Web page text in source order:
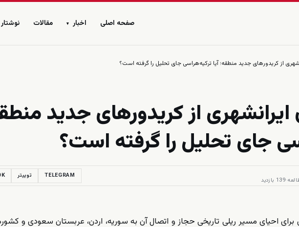
صفحه اصلی اخبار ▾ مقالات نوشتار
از کریدورهای جدید منطقه؛ آیا ترکیه‌هراسی جای تحلیل را گرفته است؟
ایرانشهری از کریدورهای جدید
جای تحلیل را گرفته است؟
·139 بازدید
TELEGRAM توییتر
برای احیای مسیر ریلی تاریخی حجاز و اتصال آن به سوریه، اردن، عربستان سعودی و